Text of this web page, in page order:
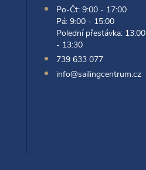
Po-Čt: 9:00 - 17:00
Pá: 9:00 - 15:00
Polední přestávka: 13:00
- 13:30
739 633 077
info@sailingcentrum.cz